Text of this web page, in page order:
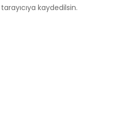
kaydedilsin.